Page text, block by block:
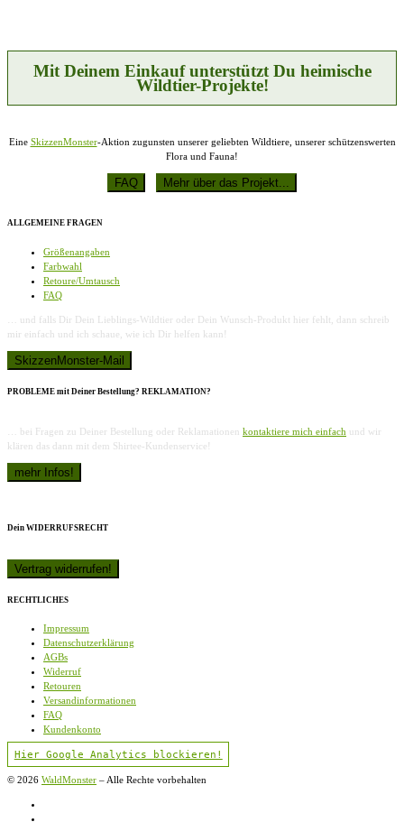
Mit Deinem Einkauf unterstützt Du heimische
Wildtier-Projekte!
Eine SkizzenMonster-Aktion zugunsten unserer geliebten Wildtiere, unserer schützenswerten
Flora und Fauna!
ALLGEMEINE FRAGEN
Größenangaben
Farbwahl
Retoure/Umtausch
FAQ
… und falls Dir Dein Lieblings-Wildtier oder Dein Wunsch-Produkt hier fehlt, dann schreib
mir einfach und ich schaue, wie ich Dir helfen kann!
PROBLEME mit Deiner Bestellung? REKLAMATION?
… bei Fragen zu Deiner Bestellung oder Reklamationen kontaktiere mich einfach und wir
klären das dann mit dem Shirtee-Kundenservice!
Dein WIDERRUFSRECHT
RECHTLICHES
Impressum
Datenschutzerklärung
AGBs
Widerruf
Retouren
Versandinformationen
FAQ
Kundenkonto
Hier Google Analytics blockieren!
© 2026 WaldMonster – Alle Rechte vorbehalten